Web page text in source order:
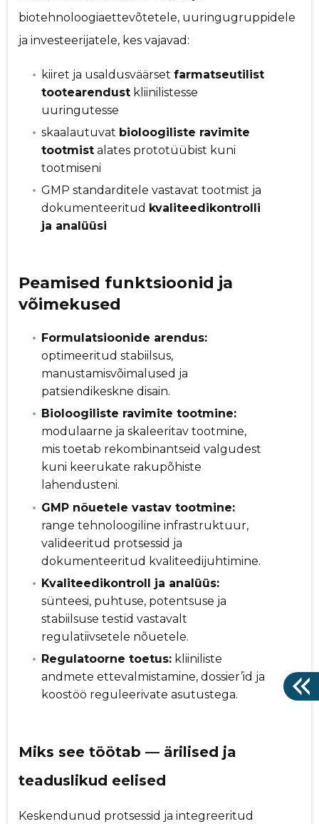
biotehnoloogiaettevõtetele, uuringugruppidele
ja investeerijatele, kes vajavad:
kiiret ja usaldusväärsetfarmatseutilist
tootearendust kliinilistesse
uuringutesse
skaalautuvat bioloogiliste ravimite
tootmist alates prototüübist kuni
tootmiseni
GMP standarditele vastavat tootmist ja
dokumenteeritud kvaliteedikontrolli
ja analüüsi
Peamised funktsioonid ja
võimekused
Formulatsioonide arendus:
optimeeritud stabiilsus,
manustamisvõimalused ja
patsiendikeskne disain.
Bioloogiliste ravimite tootmine:
modulaarne ja skaleeritav tootmine,
mis toetab rekombinantseid valgudest
kuni keerukate rakupõhiste
lahendusteni.
GMP nõuetele vastav tootmine:
range tehnoloogiline infrastruktuur,
valideeritud protsessid ja
dokumenteeritud kvaliteedijuhtimine.
Kvaliteedikontroll ja analüüs:
sünteesi, puhtuse, potentsuse ja
stabiilsuse testid vastavalt
regulatiivsetele nõuetele.
Regulatoorne toetus: kliiniliste
andmete ettevalmistamine, dossier’id ja
koostöö reguleerivate asutustega.
Miks see töötab — ärilised ja
teaduslikud eelised
Keskendunud protsessid ja integreeritud